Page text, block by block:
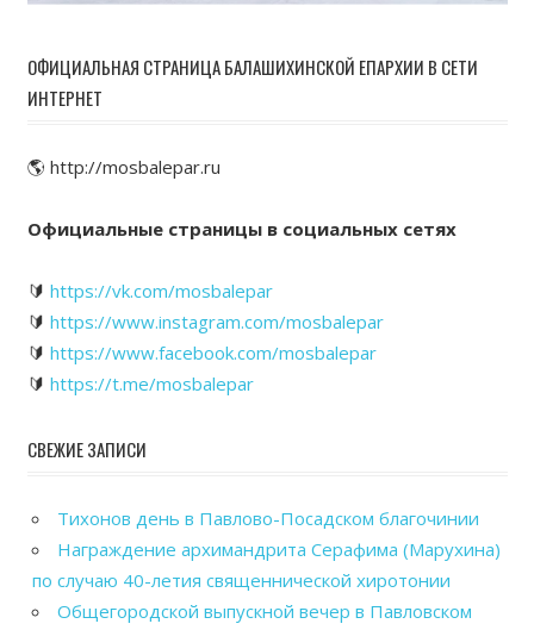
ОФИЦИАЛЬНАЯ СТРАНИЦА БАЛАШИХИНСКОЙ ЕПАРХИИ В СЕТИ
ИНТЕРНЕТ
🌎 http://mosbalepar.ru
Официальные страницы в социальных сетях
🔰 https://vk.com/mosbalepar
🔰 https://www.instagram.com/mosbalepar
🔰 https://www.facebook.com/mosbalepar
🔰 https://t.me/mosbalepar
СВЕЖИЕ ЗАПИСИ
Тихонов день в Павлово-Посадском благочинии
Награждение архимандрита Серафима (Марухина)
по случаю 40-летия священнической хиротонии
Общегородской выпускной вечер в Павловском